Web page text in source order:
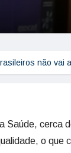
não vai
Saúde, cerca
o que